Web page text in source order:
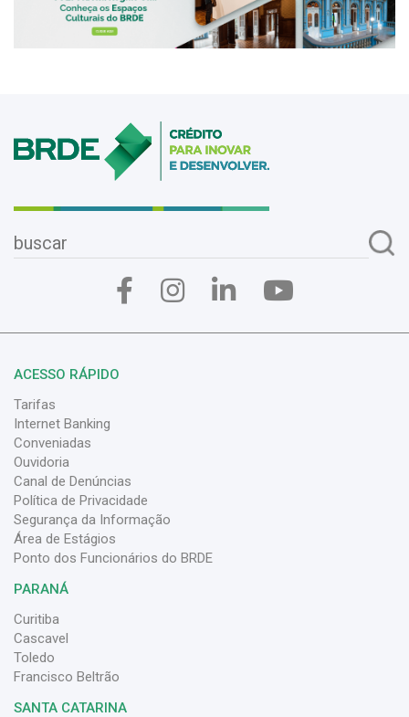
ACESSO RÁPIDO
Tarifas
Internet Banking
Conveniadas
Ouvidoria
Canal de Denúncias
Política de Privacidade
Segurança da Informação
Área de Estágios
Ponto dos Funcionários do BRDE
PARANÁ
Curitiba
Cascavel
Toledo
Francisco Beltrão
SANTA CATARINA